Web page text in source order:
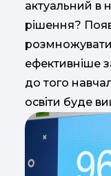
актуальний в
рішення?
ефективніше
до того
освіти буде